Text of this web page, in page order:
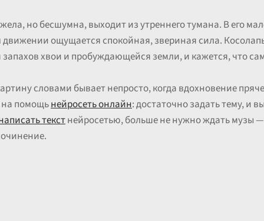
но бесшумна, выходит из утреннего тумана. В его
движении ощущается спокойная, звериная сила.
хвои и пробуждающейся земли, и кажется, что
словами бывает непросто, когда вдохновение
на помощьнейросеть онлайн: достаточно задать тему, и
текстнейросетью, больше не нужно ждать музы —